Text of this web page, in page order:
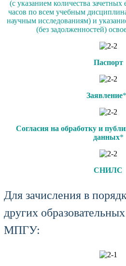
(с указанием количества
часов по всем учебным
научным исследованиям) и
(без задолженностей)
Паспорт
Заявление
Согласия на обработку и
данных*
СНИЛС
Для зачисления в
других
МПГУ: